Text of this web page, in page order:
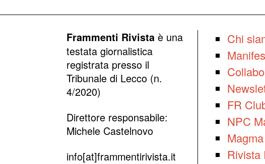
Frammenti Rivista è una
testata giornalistica
registrata presso il
Tribunale di Lecco (n.
4/2020)
Direttore responsabile:
Michele Castelnovo
info[at]frammentirivista.it
Chi
FR
NPC
Rivista